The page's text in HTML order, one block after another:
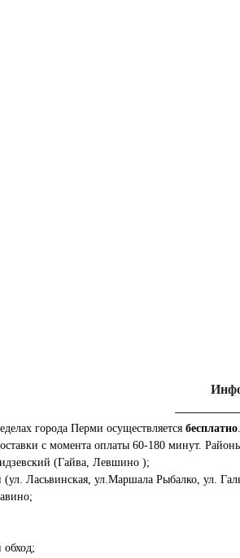
города Перми осуществляется бесплатно
с момента оплаты 60-180 минут.
(Гайва, Левшино );
(ул. Ласьвинская, ул.Маршала Рыбалко, ул.